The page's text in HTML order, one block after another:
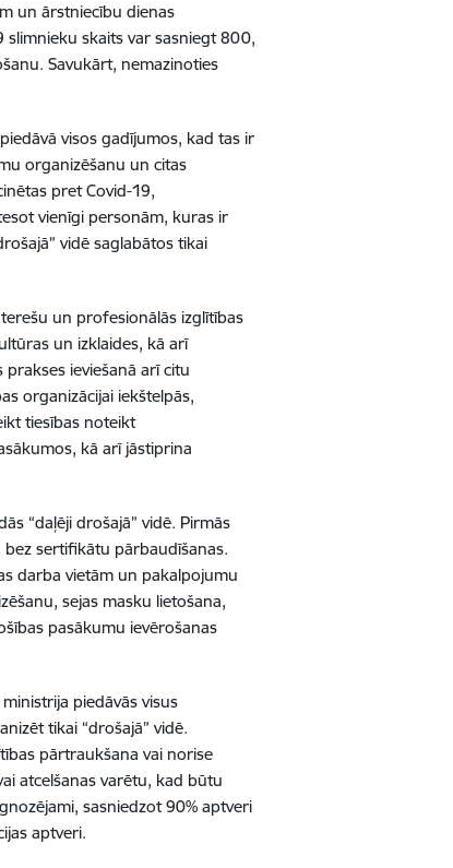
un ārstniecību dienas
skaits var sasniegt 800,
Savukārt, nemazinoties
visos gadījumos, kad tas ir
organizēšanu un citas
pret Covid-19,
vienīgi personām, kuras ir
vidē saglabātos tikai
un profesionālās izglītības
un izklaides, kā arī
ieviešanā arī citu
organizācijai iekštelpās,
tiesības noteikt
kā arī jāstiprina
“daļēji drošajā” vidē. Pirmās
sertifikātu pārbaudīšanas.
darba vietām un pakalpojumu
sejas masku lietošana,
pasākumu ievērošanas
piedāvās visus
tikai “drošajā” vidē.
pārtraukšana vai norise
atcelšanas varētu, kad būtu
sasniedzot 90% aptveri
aptveri.